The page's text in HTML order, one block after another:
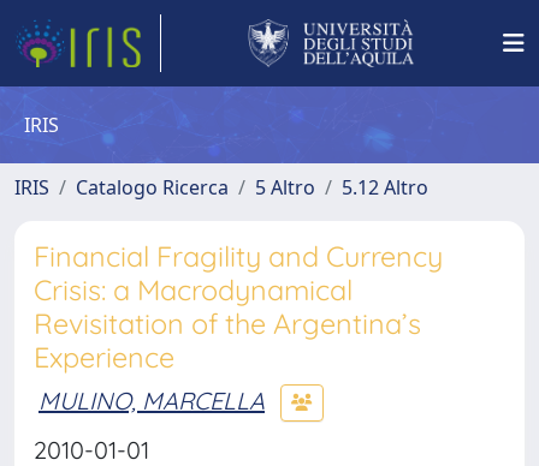
IRIS
IRIS Catalogo Ricerca 5 Altro 5.12 Altro
Financial Fragility and Currency
Crisis: a Macrodynamical
Revisitation of the Argentina’s
Experience
MULINO, MARCELLA
2010-01-01